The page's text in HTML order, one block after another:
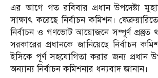
এর আগে গত রবিবার প্রধান উপদেষ্টা
সাক্ষাৎ করেছে নির্বাচন কমিশন।
নির্বাচন ও গণভোট আয়োজনে সম্পূর্ণ প্রস্তুত
সরকারের প্রধানকে জানিয়েছে নির্বাচন
ইসিকে পূর্ণ সহযোগিতা করার জন্য প্রধান
অন্যান্য নির্বাচন কমিশনার ধন্যবাদ জানান।